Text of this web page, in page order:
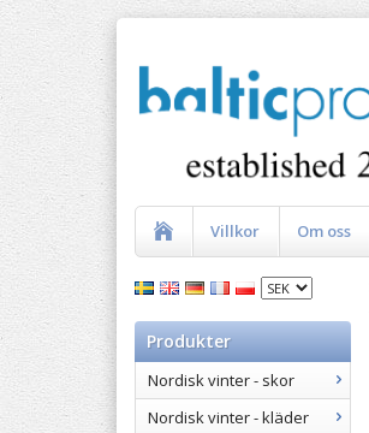
Villkor Om oss
Produkter
Nordisk vinter - skor
Nordisk vinter - kläder